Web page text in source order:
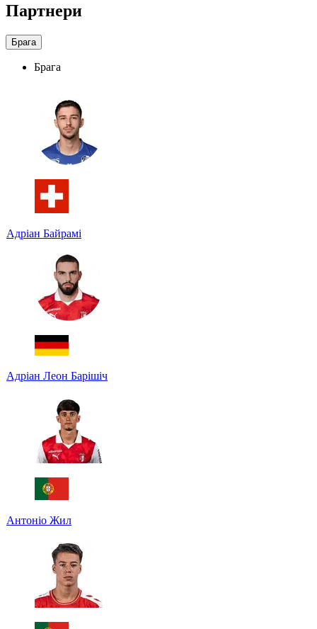
Партнери
Брага
Брага
Адріан Байрамі
Адріан Леон Барішіч
Антоніо Жил